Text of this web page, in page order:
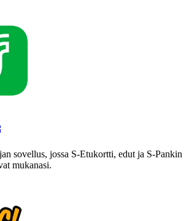
sovellus, jossa S-Etukortti, edut ja S-Pankin
mukanasi.